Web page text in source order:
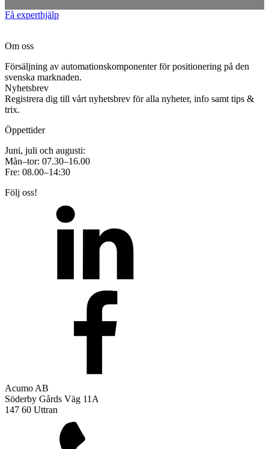
Få experthjälp
Om oss
Försäljning av automationskomponenter för positionering på den
svenska marknaden.
Nyhetsbrev
Registrera dig till vårt nyhetsbrev för alla nyheter, info samt tips &
trix.
Öppettider
Juni, juli och augusti:
Mån–tor: 07.30–16.00
Fre: 08.00–14:30
Följ oss!
Acumo AB
Söderby Gårds Väg 11A
147 60 Uttran